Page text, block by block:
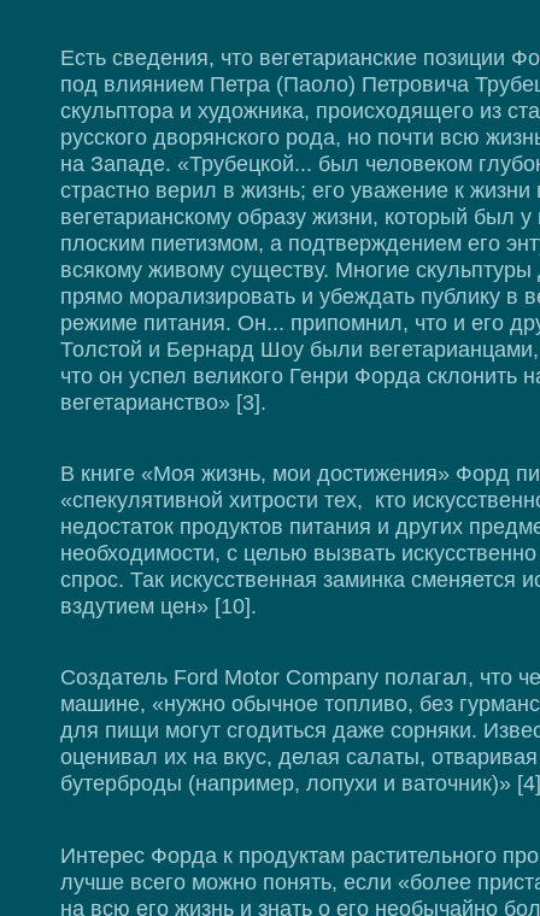
Есть сведения, что вегетарианские позиции
под влиянием Петра (Паоло) Петровича
скульптора и художника, происходящего из
русского дворянского рода, но почти всю
на Западе. «Трубецкой... был человеком
страстно верил в жизнь; его уважение к жизни
вегетарианскому образу жизни, который был у
плоским пиетизмом, а подтверждением его
всякому живому существу. Многие
прямо морализировать и убеждать публику в
режиме питания. Он... припомнил, что и его
Толстой и Бернард Шоу были
что он успел великого Генри Форда склонить
вегетарианство» [3].
В книге «Моя жизнь, мои достижения» Форд
«спекулятивной хитрости тех, кто
недостаток продуктов питания и других
необходимости, с целью вызвать
спрос. Так искусственная заминка сменяется
вздутием цен» [10].
Создатель Ford Motor Company полагал, что
машине, «нужно обычное топливо, без
для пищи могут сгодиться даже сорняки.
оценивал их на вкус, делая салаты,
бутерброды (например, лопухи и ваточник)»
Интерес Форда к продуктам растительного
лучше всего можно понять, если «более
на всю его жизнь и знать о его необычайно